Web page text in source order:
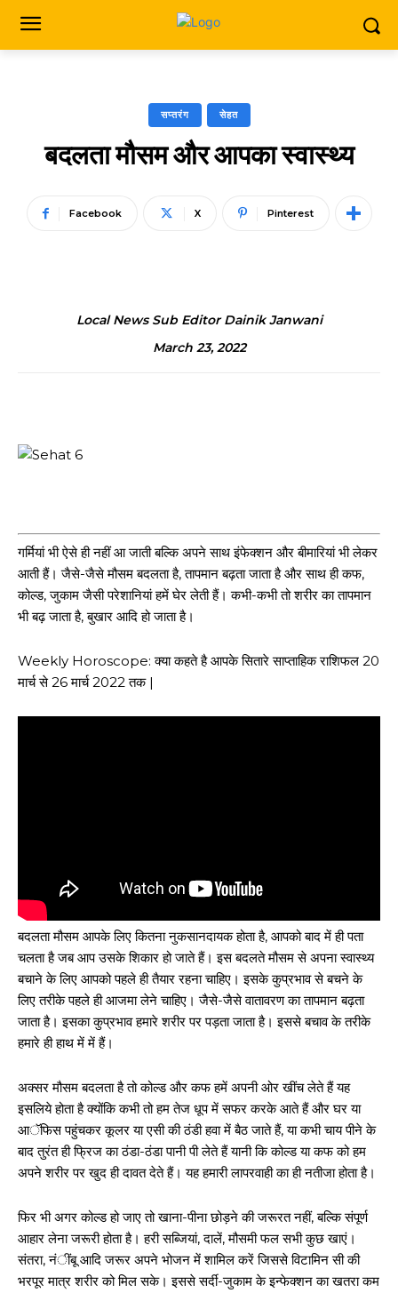
सप्तरंग सेहत
बदलता मौसम और आपका स्वास्थ्य
Facebook X Pinterest
Local News Sub Editor Dainik Janwani
March 23, 2022
गर्मियां भी ऐसे ही नहीं आ जाती बल्कि अपने साथ इंफेक्शन और बीमारियां भी लेकर
आती हैं। जैसे-जैसे मौसम बदलता है, तापमान बढ़ता जाता है और साथ ही कफ,
कोल्ड, जुकाम जैसी परेशानियां हमें घेर लेती हैं। कभी-कभी तो शरीर का तापमान
भी बढ़ जाता है, बुखार आदि हो जाता है।
Weekly Horoscope: क्या कहते है आपके सितारे साप्ताहिक राशिफल 20
मार्च से 26 मार्च 2022 तक |
बदलता मौसम आपके लिए कितना नुकसानदायक होता है, आपको बाद में ही पता
चलता है जब आप उसके शिकार हो जाते हैं। इस बदलते मौसम से अपना स्वास्थ्य
बचाने के लिए आपको पहले ही तैयार रहना चाहिए। इसके कुप्रभाव से बचने के
लिए तरीके पहले ही आजमा लेने चाहिए। जैसे-जैसे वातावरण का तापमान बढ़ता
जाता है। इसका कुप्रभाव हमारे शरीर पर पड़ता जाता है। इससे बचाव के तरीके
हमारे ही हाथ में में हैं।
अक्सर मौसम बदलता है तो कोल्ड और कफ हमें अपनी ओर खींच लेते हैं यह
इसलिये होता है क्योंकि कभी तो हम तेज धूप में सफर करके आते हैं और घर या
आॅफिस पहुंचकर कूलर या एसी की ठंडी हवा में बैठ जाते हैं, या कभी चाय पीने के
बाद तुरंत ही फ्रिज का ठंडा-ठंडा पानी पी लेते हैं यानी कि कोल्ड या कफ को हम
अपने शरीर पर खुद ही दावत देते हैं। यह हमारी लापरवाही का ही नतीजा होता है।
फिर भी अगर कोल्ड हो जाए तो खाना-पीना छोड़ने की जरूरत नहीं, बल्कि संपूर्ण
आहार लेना जरूरी होता है। हरी सब्जियां, दालें, मौसमी फल सभी कुछ खाएं।
संतरा, नंींबू आदि जरूर अपने भोजन में शामिल करें जिससे विटामिन सी की
भरपूर मात्र शरीर को मिल सके। इससे सर्दी-जुकाम के इन्फेक्शन का खतरा कम